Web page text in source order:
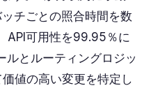
チごとの照合時間を数
API可用性を99.95％に
ルとルーティングロジッ
値の高い変更を特定し